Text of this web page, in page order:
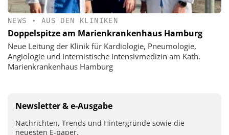
NEWS • AUS DEN KLINIKEN
Doppelspitze am Marienkrankenhaus Hamburg
Neue Leitung der Klinik für Kardiologie, Pneumologie,
Angiologie und Internistische Intensivmedizin am Kath.
Marienkrankenhaus Hamburg
Newsletter & e-Ausgabe
Nachrichten, Trends und Hintergründe sowie die
neuesten E-paper.